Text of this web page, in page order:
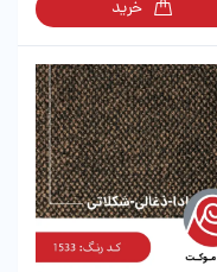
خرید